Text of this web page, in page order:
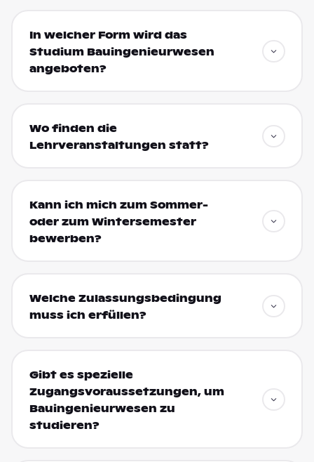
In welcher Form wird das
Studium Bauingenieurwesen
angeboten?
Wo finden die
Lehrveranstaltungen statt?
Kann ich mich zum Sommer-
oder zum Wintersemester
bewerben?
Welche Zulassungsbedingung
muss ich erfüllen?
Gibt es spezielle
Zugangsvoraussetzungen, um
Bauingenieurwesen zu
studieren?